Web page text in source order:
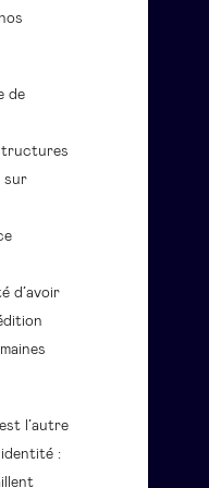
de
sur
d’avoir
l’autre
: